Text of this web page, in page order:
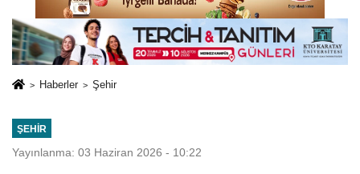
Haberler Şehir
ŞEHIR
Yayınlanma: 03 Haziran 2026 - 10:22